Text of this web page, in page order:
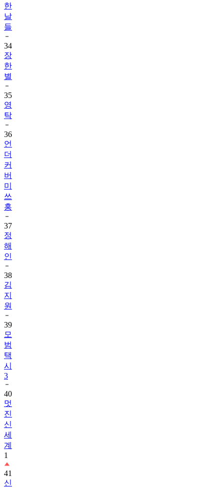
한
날
들
34
장
한
별
35
영
탁
36
언
더
커
버
미
쓰
홍
37
정
해
인
38
김
지
원
39
모
범
택
시
3
40
멋
진
신
세
계
1
41
신